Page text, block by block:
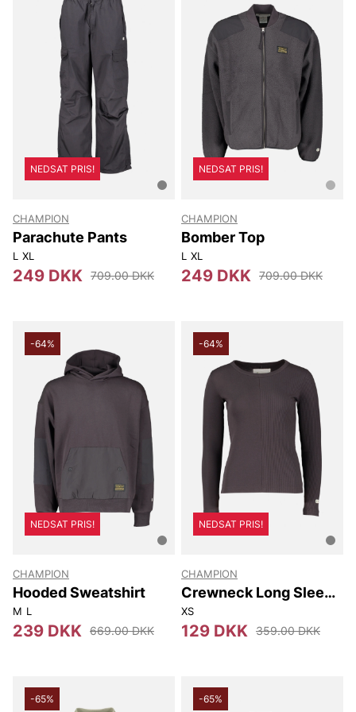
NEDSAT PRIS!
CHAMPION
Parachute Pants
L XL
249 DKK 709.00 DKK
NEDSAT PRIS!
CHAMPION
Bomber Top
L XL
249 DKK 709.00 DKK
-64%
NEDSAT PRIS!
CHAMPION
Hooded Sweatshirt
M L
239 DKK 669.00 DKK
-64%
NEDSAT PRIS!
CHAMPION
Crewneck Long Sleeve
T-shirt
XS
129 DKK 359.00 DKK
-65% -65%